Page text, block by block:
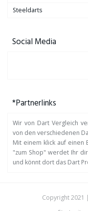
Steeldarts
Social Media
*Partnerlinks
Wir von Dart Vergleich
von den verschiedenen
Mit einem klick auf einen
"zum Shop" werdet Ihr
und könnt dort das Dart
Copyright 2021